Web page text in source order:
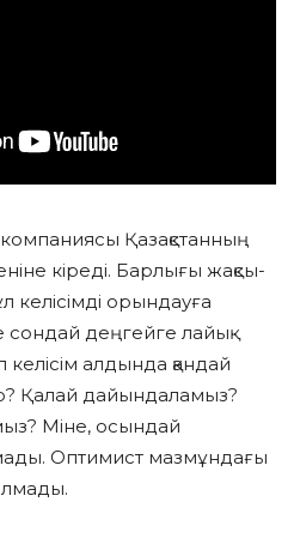
Қазақстанның
кіреді. Барлығы жақсы-
келісімді орындауға
сондай деңгейге лайық
алдында қандай
Қалай дайындаламыз?
Міне, осындай
Оптимист мазмұндағы